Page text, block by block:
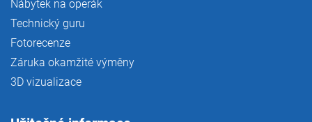
Nábytek na operák
Technický guru
Fotorecenze
Záruka okamžité výměny
3D vizualizace